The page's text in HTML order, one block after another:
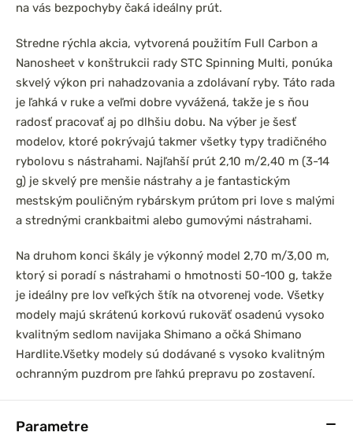
na vás bezpochyby čaká ideálny prút.
Stredne rýchla akcia, vytvorená použitím Full Carbon a
Nanosheet v konštrukcii rady STC Spinning Multi, ponúka
skvelý výkon pri nahadzovania a zdolávaní ryby. Táto rada
je ľahká v ruke a veľmi dobre vyvážená, takže je s ňou
radosť pracovať aj po dlhšiu dobu. Na výber je šesť
modelov, ktoré pokrývajú takmer všetky typy tradičného
rybolovu s nástrahami. Najľahší prút 2,10 m/2,40 m (3-14
g) je skvelý pre menšie nástrahy a je fantastickým
mestským pouličným rybárskym prútom pri love s malými
a strednými crankbaitmi alebo gumovými nástrahami.
Na druhom konci škály je výkonný model 2,70 m/3,00 m,
ktorý si poradí s nástrahami o hmotnosti 50-100 g, takže
je ideálny pre lov veľkých štík na otvorenej vode. Všetky
modely majú skrátenú korkovú rukoväť osadenú vysoko
kvalitným sedlom navijaka Shimano a očká Shimano
Hardlite.Všetky modely sú dodávané s vysoko kvalitným
ochranným puzdrom pre ľahkú prepravu po zostavení.
Parametre